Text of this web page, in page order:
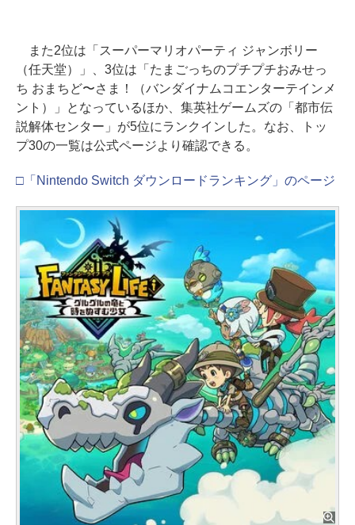
また2位は「スーパーマリオパーティ ジャンボリー
（任天堂）」、3位は「たまごっちのプチプチおみせっ
ち おまちど〜さま！（バンダイナムコエンターテインメ
ント）」となっているほか、集英社ゲームズの「都市伝
説解体センター」が5位にランクインした。なお、トッ
プ30の一覧は公式ページより確認できる。
□「Nintendo Switch ダウンロードランキング」のページ